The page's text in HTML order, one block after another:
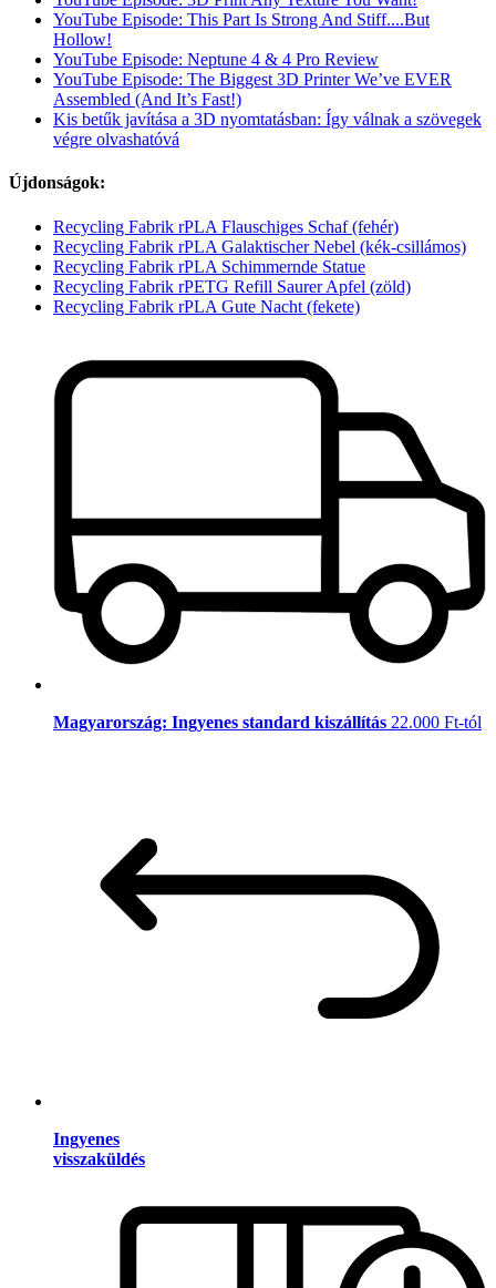
YouTube Episode: This Part Is Strong And Stiff....But
Hollow!
YouTube Episode: Neptune 4 & 4 Pro Review
YouTube Episode: The Biggest 3D Printer We’ve EVER
Assembled (And It’s Fast!)
Kis betűk javítása a 3D nyomtatásban: Így válnak a szövegek
végre olvashatóvá
Újdonságok:
Recycling Fabrik rPLA Flauschiges Schaf (fehér)
Recycling Fabrik rPLA Galaktischer Nebel (kék-csillámos)
Recycling Fabrik rPLA Schimmernde Statue
Recycling Fabrik rPETG Refill Saurer Apfel (zöld)
Recycling Fabrik rPLA Gute Nacht (fekete)
Magyarország: Ingyenes standard kiszállítás 22.000 Ft-tól
Ingyenes
visszaküldés